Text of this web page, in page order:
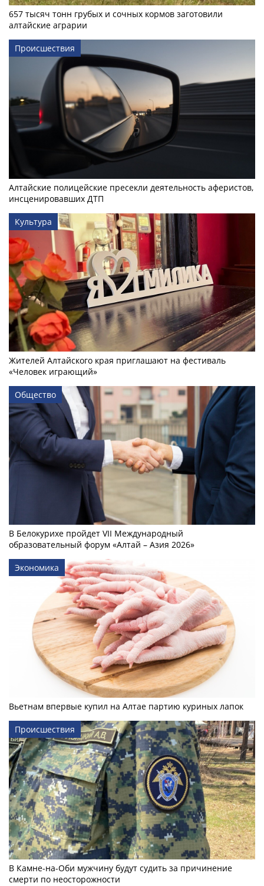
657 тысяч тонн грубых и сочных кормов заготовили
алтайские аграрии
Происшествия
Алтайские полицейские пресекли деятельность аферистов,
инсценировавших ДТП
Культура
Жителей Алтайского края приглашают на фестиваль
«Человек играющий»
Общество
В Белокурихе пройдет VII Международный
образовательный форум «Алтай – Азия 2026»
Экономика
Вьетнам впервые купил на Алтае партию куриных лапок
Происшествия
В Камне-на-Оби мужчину будут судить за причинение
смерти по неосторожности